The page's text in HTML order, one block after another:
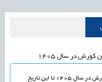
به نهادهای توسعه‌ای و صنفی
در سال 1405
آگهی استخدامی شرکت تاسیسات کاران کورش در سال 1405 تا این تاریخ